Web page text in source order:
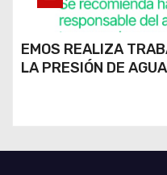
EMOS REALIZA
LA PRESIÓN DE